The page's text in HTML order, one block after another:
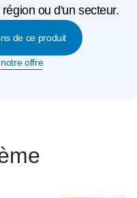
ou d'un secteur.
de ce produit
offre